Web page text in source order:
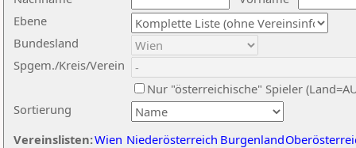
Ebene
Sortierung
Bundesland
Spgem./Kreis/Verein
Nur "österreichische" Spieler
Vereinslisten:Wien Niederösterreich Burgenland